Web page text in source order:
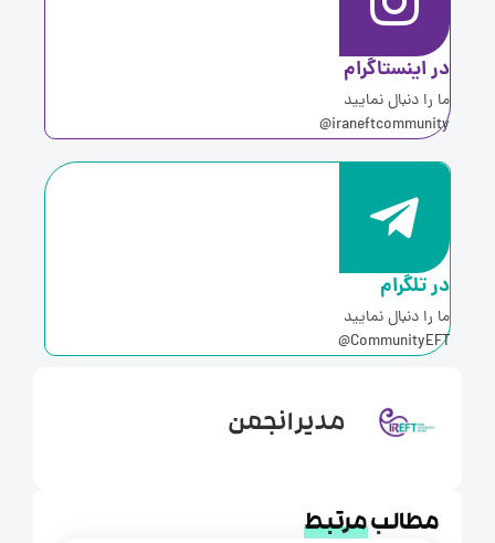
اینستاگرام
را دنبال نمایید
تلگرام
را دنبال نمایید
مدیر انجمن
مطالبمرتبط